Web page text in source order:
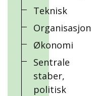
Teknisk
Organisasjon
Økonomi
Sentrale
staber,
politisk